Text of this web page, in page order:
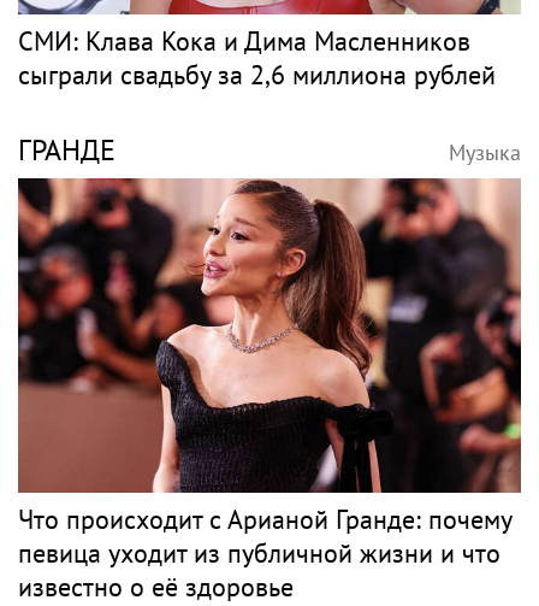
СМИ: Клава Кока и Дима Масленников
сыграли свадьбу за 2,6 миллиона рублей
ГРАНДЕ Музыка
Что происходит с Арианой Гранде: почему
певица уходит из публичной жизни и что
известно о её здоровье